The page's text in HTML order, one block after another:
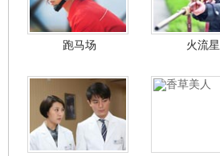
跑马场 火流星